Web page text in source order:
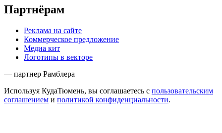
Партнёрам
Реклама на сайте
Коммерческое предложение
Медиа кит
Логотипы в векторе
— партнер Рамблера
Используя КудаТюмень, вы соглашаетесь с пользовательским
соглашением и политикой конфиденциальности.